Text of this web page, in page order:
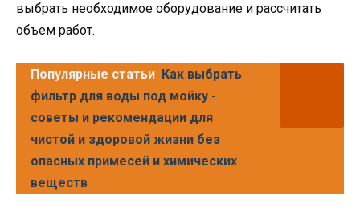
выбрать необходимое оборудование и рассчитать
объем работ.
Популярные статьи Как выбрать
фильтр для воды под мойку -
советы и рекомендации для
чистой и здоровой жизни без
опасных примесей и химических
веществ